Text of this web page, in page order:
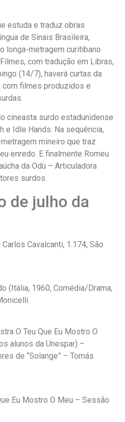
estuda e traduz obras
de Sinais Brasileira,
longa-metragem curitibano
com tradução em Libras,
(14/7), haverá curtas da
com filmes produzidos e
cineasta surdo estadunidense
e Idle Hands. Na sequência,
mineiro que traz
enredo. E finalmente Romeu
da Odù – Articuladora
surdos.
de julho da
Cavalcanti, 1.174, São
(Itália, 1960, Comédia/Drama,
O Teu Que Eu Mostro O
alunos da Unespar) –
de “Solange” – Tomás
Eu Mostro O Meu – Sessão